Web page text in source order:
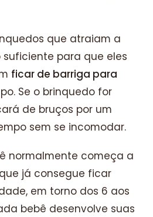
que atraiam a
para que eles
ficar de barriga para
Se o brinquedo for
de bruços por um
sem se incomodar.
normalmente começa a
já consegue ficar
em torno dos 6 aos
bebê desenvolve suas